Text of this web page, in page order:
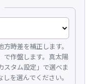
時差を補正します。
で作盤します。真太陽
スタム設定」で選べま
を選んでください。